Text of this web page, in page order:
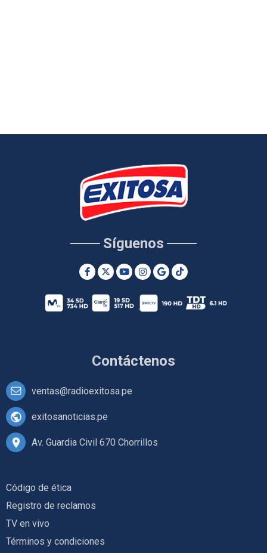
Contáctenos
ventas@radioexitosa.pe
exitosanoticias.pe
Av. Guardia Civil 670 Chorrillos
Síguenos
Código de ética
Registro de reclamos
TV en vivo
Términos y condiciones